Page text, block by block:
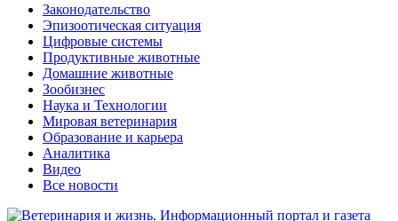
Законодательство
Эпизоотическая ситуация
Цифровые системы
Продуктивные животные
Домашние животные
Зообизнес
Наука и Технологии
Мировая ветеринария
Образование и карьера
Аналитика
Видео
Все новости